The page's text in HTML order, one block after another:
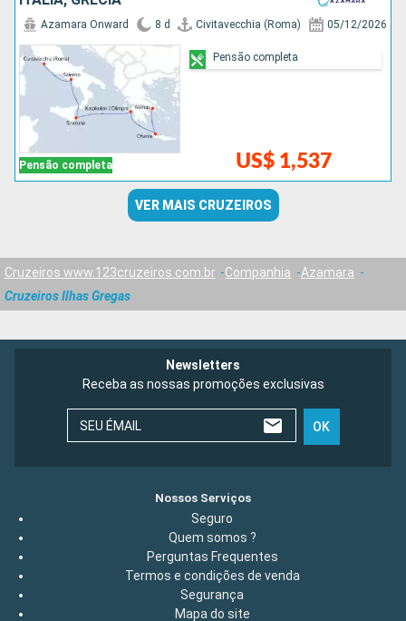
Pensão completa
Azamara Onward 8 d Civitavecchia (Roma) 05/12/2026
US$ 1,537
Pensão completa
VER MAIS CRUZEIROS
Cruzeiros www.123cruzeiros.com.br Companhia
Azamara
Cruzeiros Ilhas Gregas
Newsletters
Receba as nossas promoções exclusivas
SEU ÉMAIL OK
Nossos Serviços
Seguro
Quem somos ?
Perguntas Frequentes
Termos e condições de venda
Segurança
Mapa do site